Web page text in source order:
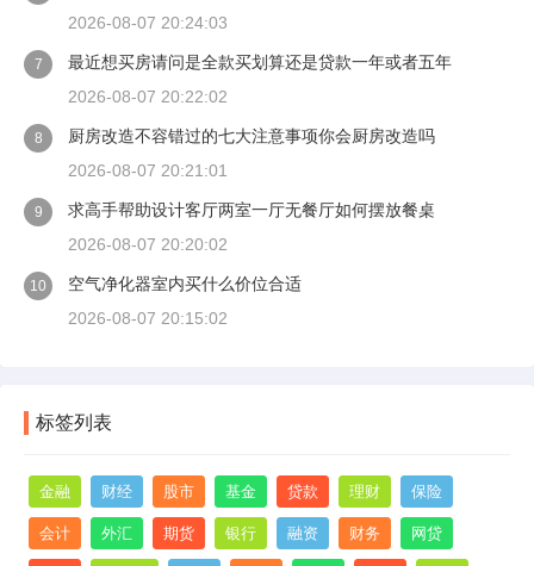
2026-08-07 20:24:03
7
最近想买房请问是全款买划算还是贷款一年或者五年
2026-08-07 20:22:02
8
厨房改造不容错过的七大注意事项你会厨房改造吗
2026-08-07 20:21:01
9
求高手帮助设计客厅两室一厅无餐厅如何摆放餐桌
2026-08-07 20:20:02
10
空气净化器室内买什么价位合适
2026-08-07 20:15:02
标签列表
金融 财经 股市 基金 贷款 理财 保险
会计 外汇 期货 银行 融资 财务 网贷